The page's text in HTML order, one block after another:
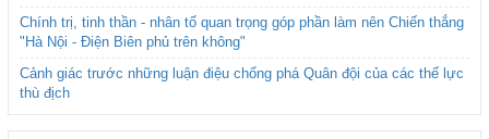
Chính trị, tinh thần - nhân tố quan trọng góp phần làm nên Chiến thắng
"Hà Nội - Điện Biên phủ trên không"
Cảnh giác trước những luận điệu chống phá Quân đội của các thế lực
thù địch